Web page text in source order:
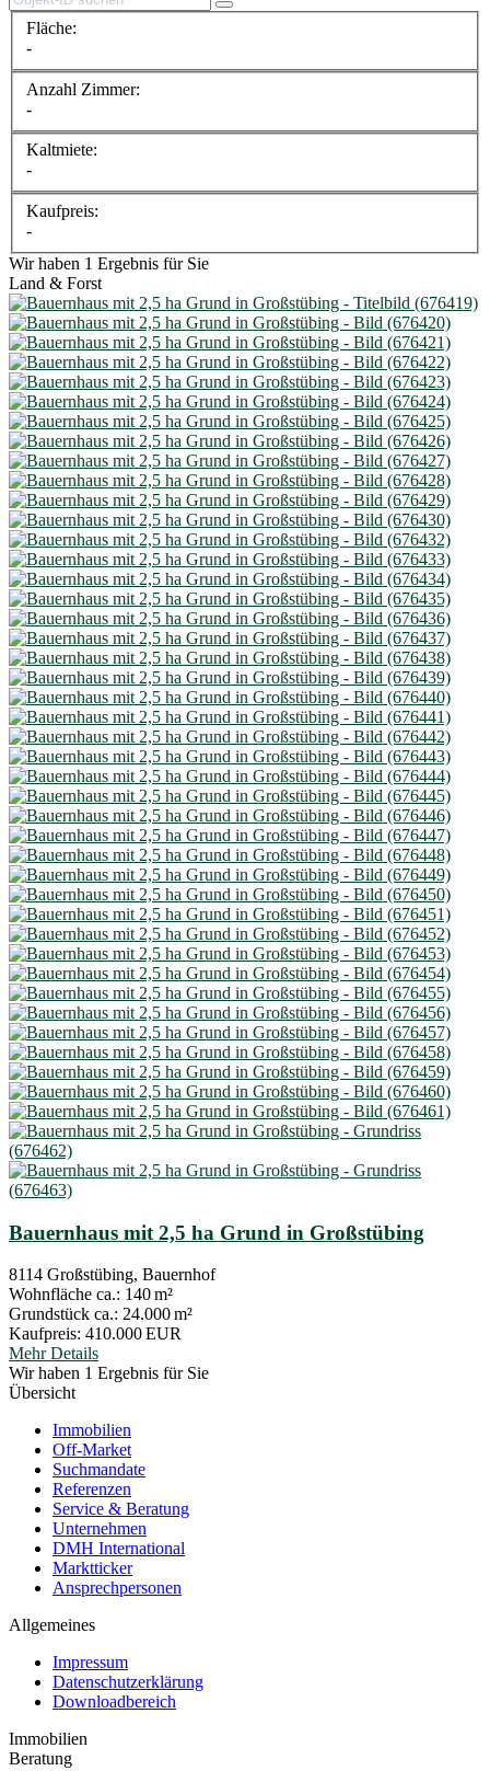
Fläche:
-
Anzahl Zimmer:
-
Kaltmiete:
-
Kaufpreis:
-
Wir haben 1 Ergebnis für Sie
Land & Forst
Bauernhaus mit 2,5 ha Grund in Großstübing
8114 Großstübing, Bauernhof
Wohnfläche ca.: 140 m²
Grund­stück ca.: 24.000 m²
Kaufpreis: 410.000 EUR
Mehr Details
Wir haben 1 Ergebnis für Sie
Übersicht
Immobilien
Off-Market
Suchmandate
Referenzen
Service & Beratung
Unternehmen
DMH International
Marktticker
Ansprechpersonen
Allgemeines
Impressum
Datenschutzerklärung
Downloadbereich
Immobilien
Beratung